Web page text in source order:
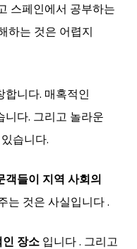
스페인에서 공부하는
하는 것은 어렵지
합니다. 매혹적인
니다. 그리고 놀라운
습니다.
객들이 지역 사회의
는 것은 사실입니다 .
장소 입니다 . 그리고